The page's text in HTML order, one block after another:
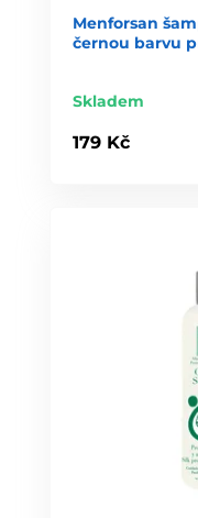
Menforsan
černou barvu
Skladem
179 Kč